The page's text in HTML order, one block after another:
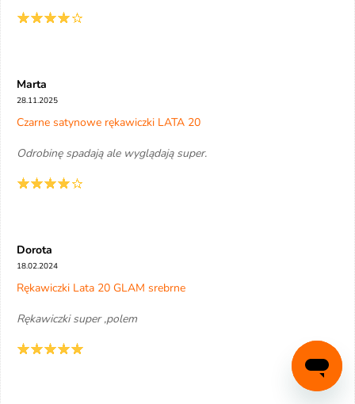
Marta
28.11.2025
Czarne satynowe rękawiczki LATA 20
Odrobinę spadają ale wyglądają super.
Dorota
18.02.2024
Rękawiczki Lata 20 GLAM srebrne
Rękawiczki super ,polem